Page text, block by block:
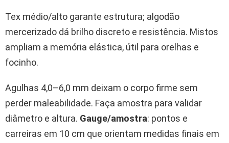
Tex médio/alto garante estrutura; algodão
mercerizado dá brilho discreto e resistência. Mistos
ampliam a memória elástica, útil para orelhas e
focinho.
Agulhas 4,0–6,0 mm deixam o corpo firme sem
perder maleabilidade. Faça amostra para validar
diâmetro e altura. Gauge/amostra: pontos e
carreiras em 10 cm que orientam medidas finais em